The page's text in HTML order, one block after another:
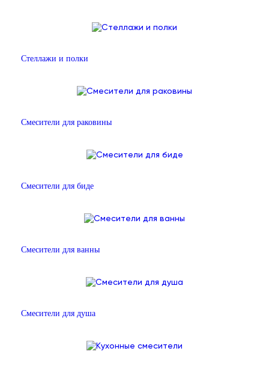
Стеллажи и полки
Смесители для раковины
Смесители для биде
Смесители для ванны
Смесители для душа